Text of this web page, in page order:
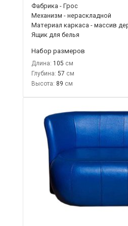
Фабрика - Грос
Механизм - нераскладной
Материал каркаса - массив
Ящик для белья
Набор размеров
Длина: 105
Глубина: 57
Высота: 89